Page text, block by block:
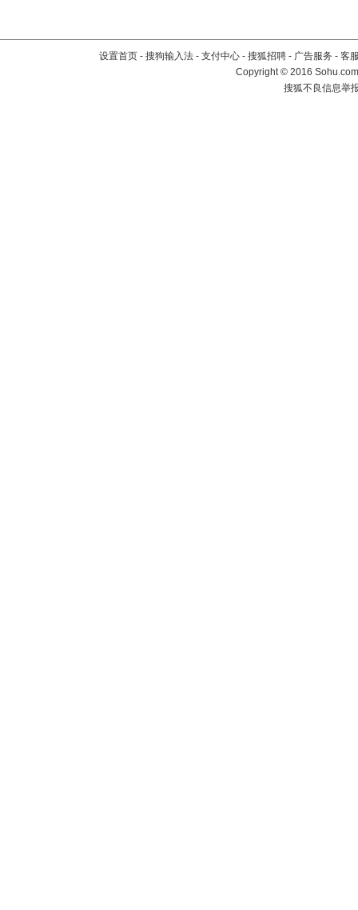
设置首页 - 搜狗输入法 - 支付中心 - 搜狐招聘 - 广告服务 - 客
Copyright©2016
搜狐不良信息举